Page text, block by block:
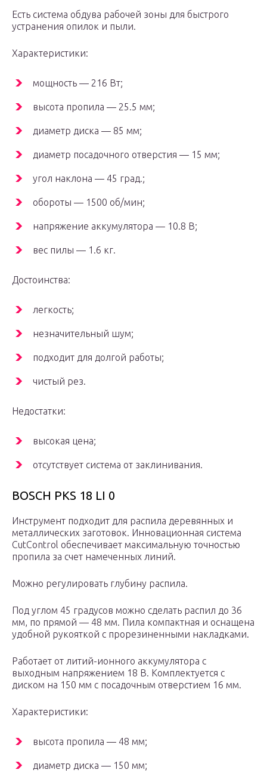
Есть система обдува рабочей зоны для быстрого
устранения опилок и пыли.
Характеристики:
мощность — 216 Вт;
высота пропила — 25.5 мм;
диаметр диска — 85 мм;
диаметр посадочного отверстия — 15 мм;
угол наклона — 45 град.;
обороты — 1500 об/мин;
напряжение аккумулятора — 10.8 В;
вес пилы — 1.6 кг.
Достоинства:
легкость;
незначительный шум;
подходит для долгой работы;
чистый рез.
Недостатки:
высокая цена;
отсутствует система от заклинивания.
BOSCH PKS 18 LI 0
Инструмент подходит для распила деревянных и
металлических заготовок. Инновационная система
CutControl обеспечивает максимальную точностью
пропила за счет намеченных линий.
Можно регулировать глубину распила.
Под углом 45 градусов можно сделать распил до 36
мм, по прямой — 48 мм. Пила компактная и оснащена
удобной рукояткой с прорезиненными накладками.
Работает от литий-ионного аккумулятора с
выходным напряжением 18 В. Комплектуется с
диском на 150 мм с посадочным отверстием 16 мм.
Характеристики:
высота пропила — 48 мм;
диаметр диска — 150 мм;